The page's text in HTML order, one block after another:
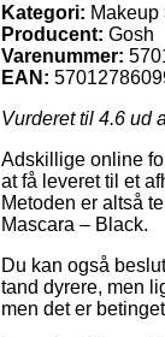
Kategori:
Producent: Gosh
Varenummer:
EAN:
Vurderet til 4.6 ud
Adskillige online
at få leveret til et
Metoden er altså
Mascara – Black.
Du kan også
tand dyrere, men
men det er